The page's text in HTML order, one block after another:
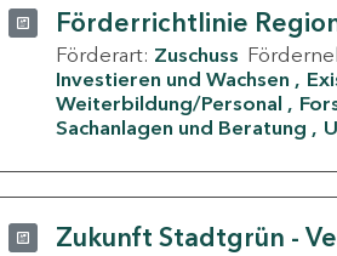
Förderrichtlinie
Förderart: Zuschuss
Investieren und Wachsen
Weiterbildung/Personal
Sachanlagen und Beratung
Zukunft Stadtgrün -